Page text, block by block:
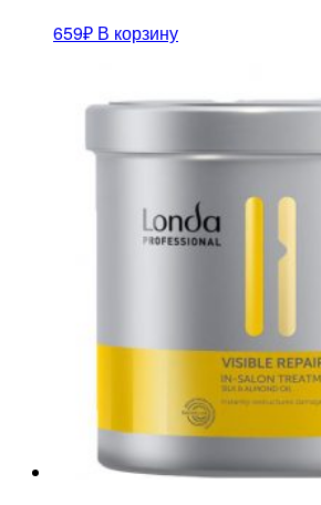
659₽ В корзину